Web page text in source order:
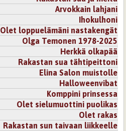
Arvokkain lahjani
Ihokulhoni
Olet loppuelämäni nastakengät
Olga Temonen 1978-2025
Herkkä olkapää
Rakastan sua tähtipeittoni
Elina Salon muistolle
Halloweenvibat
Komppini prinsessa
Olet sielumuottini puolikas
Olet rakas
Rakastan sun taivaan liikkeelle